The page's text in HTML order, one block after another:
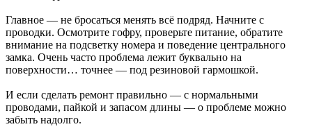
Главное — не бросаться менять всё подряд. Начните с
проводки. Осмотрите гофру, проверьте питание, обратите
внимание на подсветку номера и поведение центрального
замка. Очень часто проблема лежит буквально на
поверхности… точнее — под резиновой гармошкой.
И если сделать ремонт правильно — с нормальными
проводами, пайкой и запасом длины — о проблеме можно
забыть надолго.